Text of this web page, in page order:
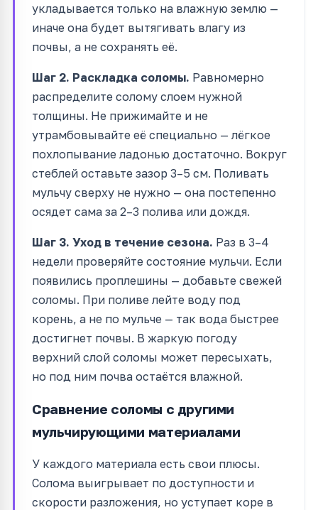
укладывается только на влажную землю —
иначе она будет вытягивать влагу из
почвы, а не сохранять её.
Шаг 2. Раскладка соломы. Равномерно
распределите солому слоем нужной
толщины. Не прижимайте и не
утрамбовывайте её специально — лёгкое
похлопывание ладонью достаточно. Вокруг
стеблей оставьте зазор 3–5 см. Поливать
мульчу сверху не нужно — она постепенно
осядет сама за 2–3 полива или дождя.
Шаг 3. Уход в течение сезона. Раз в 3–4
недели проверяйте состояние мульчи. Если
появились проплешины — добавьте свежей
соломы. При поливе лейте воду под
корень, а не по мульче — так вода быстрее
достигнет почвы. В жаркую погоду
верхний слой соломы может пересыхать,
но под ним почва остаётся влажной.
Сравнение соломы с другими
мульчирующими материалами
У каждого материала есть свои плюсы.
Солома выигрывает по доступности и
скорости разложения, но уступает коре в